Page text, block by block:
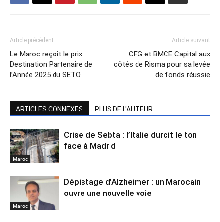
Article précédent
Le Maroc reçoit le prix
Destination Partenaire de
l’Année 2025 du SETO
Article suivant
CFG et BMCE Capital aux
côtés de Risma pour sa levée
de fonds réussie
ARTICLES CONNEXES PLUS DE L'AUTEUR
Maroc
Crise de Sebta : l’Italie durcit le ton
face à Madrid
Maroc
Dépistage d’Alzheimer : un Marocain
ouvre une nouvelle voie